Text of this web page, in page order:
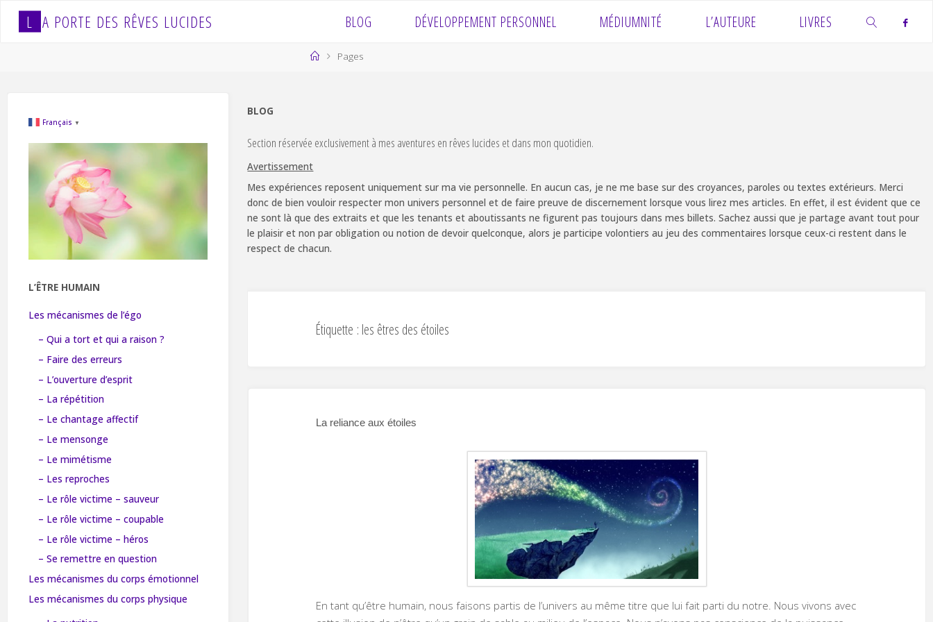
L A PORTE DES RÊVES LUCIDES BLOG DÉVELOPPEMENT PERSONNEL MÉDIUMNITÉ L’AUTEURE LIVRES
HomePages
BLOG
Section réservée exclusivement à mes aventures en rêves lucides et dans mon quotidien.
Avertissement
Mes expériences reposent uniquement sur ma vie personnelle. En aucun cas, je ne me base sur des croyances, paroles ou textes extérieurs. Merci
donc de bien vouloir respecter mon univers personnel et de faire preuve de discernement lorsque vous lirez mes articles. En effet, il est évident que ce
ne sont là que des extraits et que les tenants et aboutissants ne figurent pas toujours dans mes billets. Sachez aussi que je partage avant tout pour
le plaisir et non par obligation ou notion de devoir quelconque, alors je participe volontiers au jeu des commentaires lorsque ceux-ci restent dans le
respect de chacun.
Étiquette : les êtres des étoiles
La reliance aux étoiles
En tant qu’être humain, nous faisons partis de l’univers au même titre que lui fait parti du notre. Nous vivons avec
Français ▼
L’ÊTRE HUMAIN
Les mécanismes de l’égo
– Qui a tort et qui a raison ?
– Faire des erreurs
– L’ouverture d’esprit
– La répétition
– Le chantage affectif
– Le mensonge
– Le mimétisme
– Les reproches
– Le rôle victime – sauveur
– Le rôle victime – coupable
– Le rôle victime – héros
– Se remettre en question
Les mécanismes du corps émotionnel
Les mécanismes du corps physique